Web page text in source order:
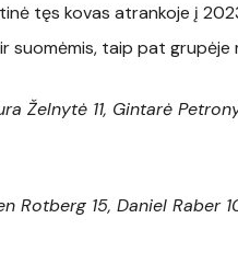
tęs kovas atrankoje į
suomėmis, taip pat
Želnytė 11, Gintarė
Rotberg 15, Daniel Raber